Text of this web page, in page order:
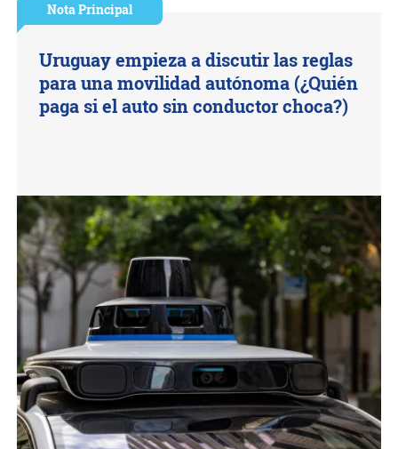
Nota Principal
Uruguay empieza a discutir las reglas
para una movilidad autónoma (¿Quién
paga si el auto sin conductor choca?)